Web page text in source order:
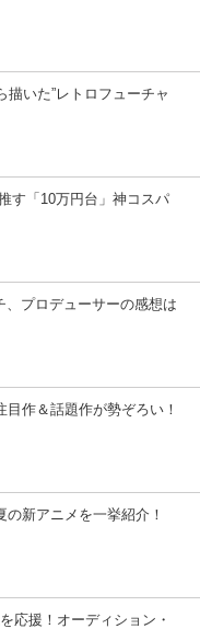
いた”レトロフューチャ
す「10万円台」神コスパ
、プロデューサーの感想は
作＆話題作が勢ぞろい！
の新アニメを一挙紹介！
応援！オーディション・